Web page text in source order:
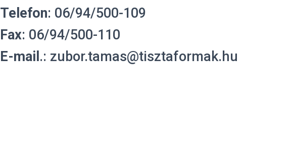
Telefon: 06/94/500-109
Fax: 06/94/500-110
E-mail .: zubor.tamas@tisztaformak.hu